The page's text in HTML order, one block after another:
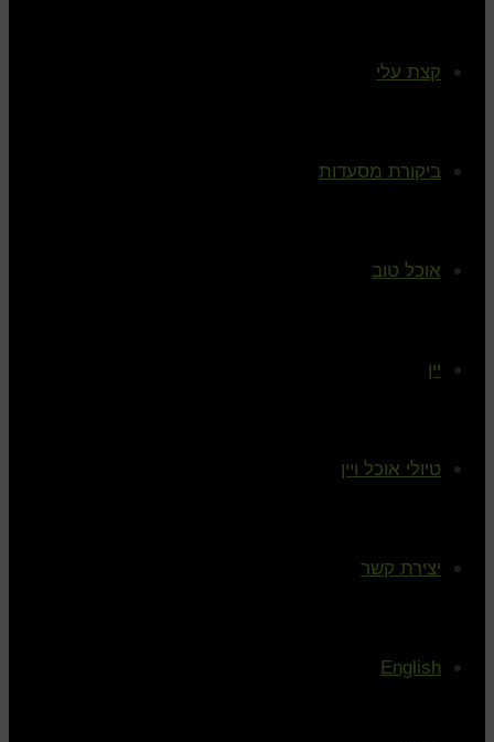
קצת עלי
ביקורת מסעדות
אוכל טוב
יין
טיולי אוכל ויין
יצירת קשר
English